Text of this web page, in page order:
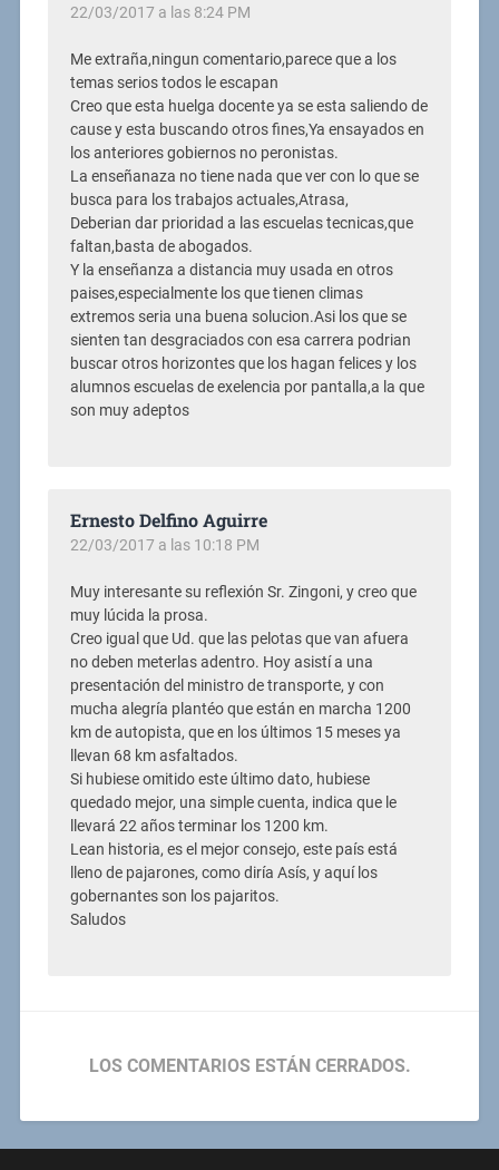
22/03/2017 a las 8:24 PM
Me extraña,ningun comentario,parece que a los
temas serios todos le escapan
Creo que esta huelga docente ya se esta saliendo de
cause y esta buscando otros fines,Ya ensayados en
los anteriores gobiernos no peronistas.
La enseñanaza no tiene nada que ver con lo que se
busca para los trabajos actuales,Atrasa,
Deberian dar prioridad a las escuelas tecnicas,que
faltan,basta de abogados.
Y la enseñanza a distancia muy usada en otros
paises,especialmente los que tienen climas
extremos seria una buena solucion.Asi los que se
sienten tan desgraciados con esa carrera podrian
buscar otros horizontes que los hagan felices y los
alumnos escuelas de exelencia por pantalla,a la que
son muy adeptos
Ernesto Delfino Aguirre
22/03/2017 a las 10:18 PM
Muy interesante su reflexión Sr. Zingoni, y creo que
muy lúcida la prosa.
Creo igual que Ud. que las pelotas que van afuera
no deben meterlas adentro. Hoy asistí a una
presentación del ministro de transporte, y con
mucha alegría plantéo que están en marcha 1200
km de autopista, que en los últimos 15 meses ya
llevan 68 km asfaltados.
Si hubiese omitido este último dato, hubiese
quedado mejor, una simple cuenta, indica que le
llevará 22 años terminar los 1200 km.
Lean historia, es el mejor consejo, este país está
lleno de pajarones, como diría Asís, y aquí los
gobernantes son los pajaritos.
Saludos
LOS COMENTARIOS ESTÁN CERRADOS.